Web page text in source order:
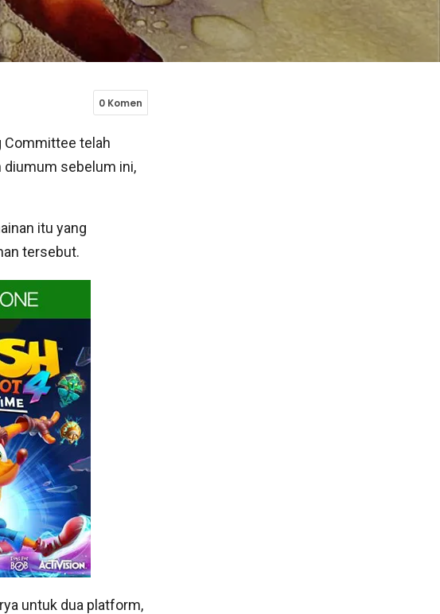
0 Komen
Committee telah
diumum sebelum ini,
itu yang
tersebut.
untuk dua platform,